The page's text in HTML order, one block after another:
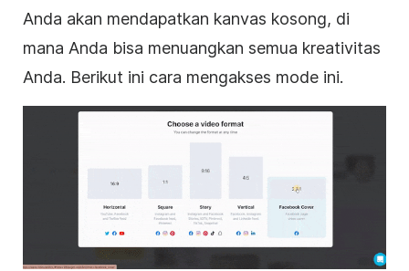
Anda akan mendapatkan kanvas kosong, di
mana Anda bisa menuangkan semua kreativitas
Anda. Berikut ini cara mengakses mode ini.